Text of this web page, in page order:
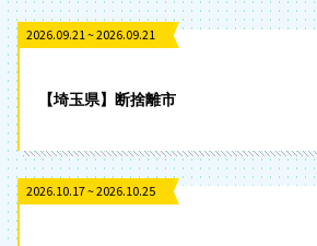
2026.09.21 ~ 2026.09.21
【埼玉県】断捨離市
2026.10.17 ~ 2026.10.25